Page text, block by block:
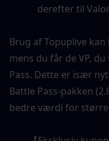
derefter til
Brug af Topuplive
mens du får de VP,
Pass. Dette er især
Battle Pass-pakken
bedre værdi for større